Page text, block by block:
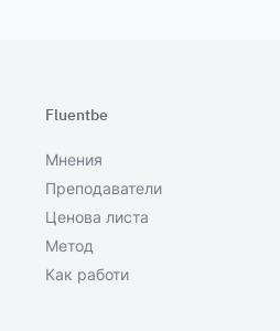
Fluentbe
Мнения
Преподаватели
Ценова листа
Метод
Как работи